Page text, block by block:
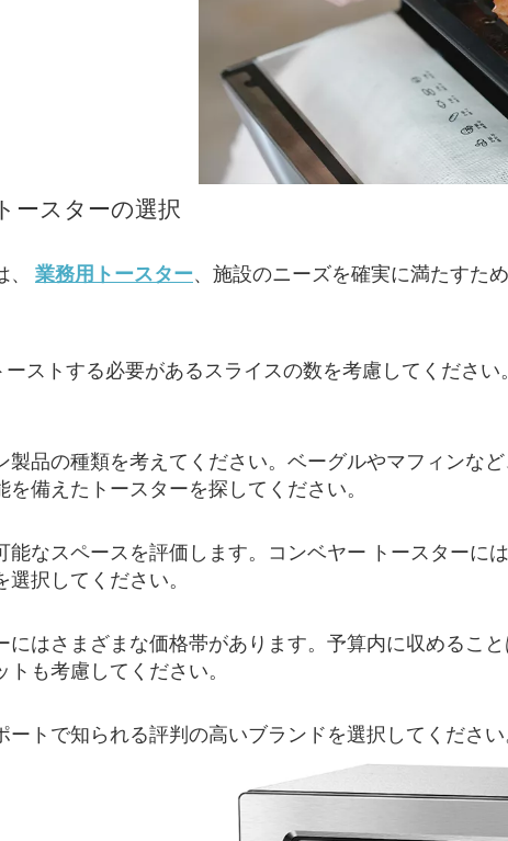
ースターの選択
、 業務用トースター、施設のニーズを確実に満たすた
ーストする必要があるスライスの数を考慮してくださ
製品の種類を考えてください。ベーグルやマフィンな
を備えたトースターを探してください。
能なスペースを評価します。コンベヤー トースター
選択してください。
にはさまざまな価格帯があります。予算内に収めるこ
トも考慮してください。
ートで知られる評判の高いブランドを選択してくださ